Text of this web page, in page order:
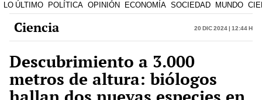
LO ÚLTIMO POLÍTICA OPINIÓN ECONOMÍA SOCIEDAD MUNDO
Ciencia 20 Dic 2024 | 12:44 h
Descubrimiento a 3.000
metros de altura: biólogos